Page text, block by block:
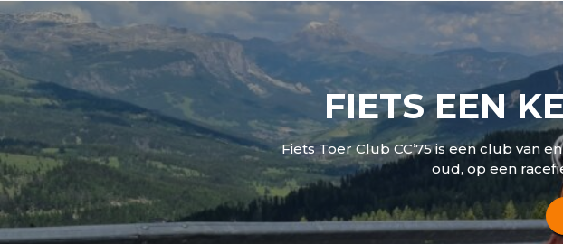
FIETS EEN
Fiets Toer Club CC’75 is een club van
oud, op een